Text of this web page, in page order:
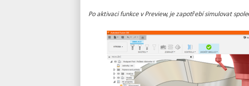
Po aktivaci funkce v Preview, je zapotřebí simulovat